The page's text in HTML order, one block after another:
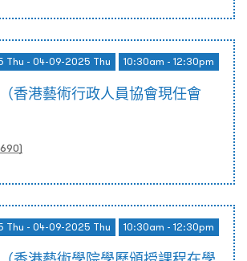
Thu - 04-09-2025 Thu 10:30am - 12:30pm
香港藝術行政人員協會現任會
)
Thu - 04-09-2025 Thu 10:30am - 12:30pm